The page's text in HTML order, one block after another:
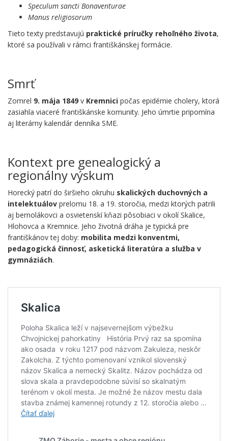
Speculum sancti Bonaventurae
Manus religiosorum
Tieto texty predstavujú praktické príručky rehoľného života,
ktoré sa používali v rámci františkánskej formácie.
Smrť
Zomrel 9. mája 1849 v Kremnici počas epidémie cholery, ktorá
zasiahla viaceré františkánske komunity. Jeho úmrtie pripomína
aj literárny kalendár denníka SME.
Kontext pre genealogický a
regionálny výskum
Horecký patrí do širšieho okruhu skalických duchovných a
intelektuálov prelomu 18. a 19. storočia, medzi ktorých patrili
aj bernolákovci a osvietenskí kňazi pôsobiaci v okolí Skalice,
Hlohovca a Kremnice. Jeho životná dráha je typická pre
františkánov tej doby: mobilita medzi konventmi,
pedagogická činnosť, asketická literatúra a služba v
gymnáziách.